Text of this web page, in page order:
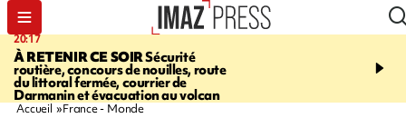
20:17
À RETENIR CE SOIRSécurité
routière, concours de nouilles, route
du littoral fermée, courrier de
Darmanin et évacuation au volcan
08:26
rencontre d'un géant
Accueil France - Monde